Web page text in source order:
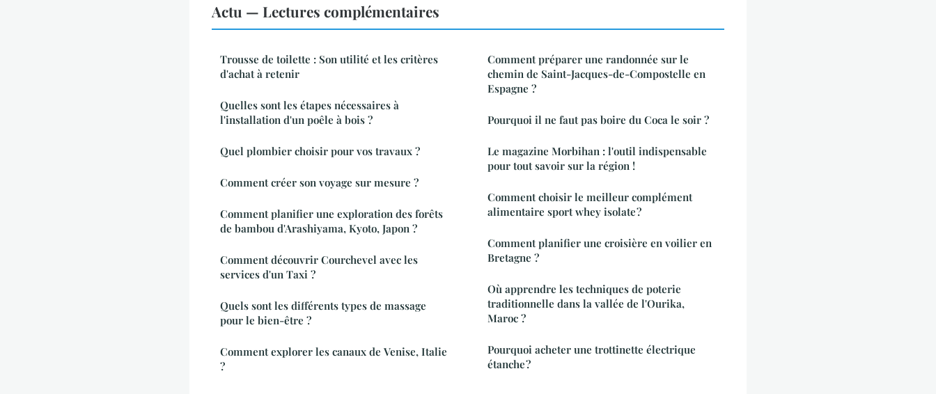
Actu — Lectures complémentaires
Trousse de toilette : Son utilité et les critères
d'achat à retenir
Quelles sont les étapes nécessaires à
l'installation d'un poêle à bois ?
Quel plombier choisir pour vos travaux ?
Comment créer son voyage sur mesure ?
Comment planifier une exploration des forêts
de bambou d'Arashiyama, Kyoto, Japon ?
Comment découvrir Courchevel avec les
services d'un Taxi ?
Quels sont les différents types de massage
pour le bien-être ?
Comment explorer les canaux de Venise, Italie
?
Comment préparer une randonnée sur le
chemin de Saint-Jacques-de-Compostelle en
Espagne ?
Pourquoi il ne faut pas boire du Coca le soir ?
Le magazine Morbihan : l'outil indispensable
pour tout savoir sur la région !
Comment choisir le meilleur complément
alimentaire sport whey isolate ?
Comment planifier une croisière en voilier en
Bretagne ?
Où apprendre les techniques de poterie
traditionnelle dans la vallée de l'Ourika,
Maroc ?
Pourquoi acheter une trottinette électrique
étanche ?